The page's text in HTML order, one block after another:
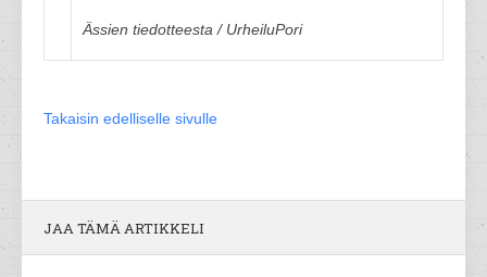
Ässien tiedotteesta / UrheiluPori
Takaisin edelliselle sivulle
JAA TÄMÄ ARTIKKELI